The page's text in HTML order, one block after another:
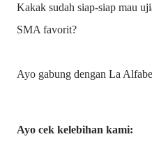
Kakak sudah siap-siap mau
SMA favorit?
Ayo gabung dengan La
Ayo cek kelebihan kami: